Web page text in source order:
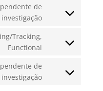
service
de
investigação
Consent
service
Tracking,
Functional
Consent
service
de
investigação
Consent